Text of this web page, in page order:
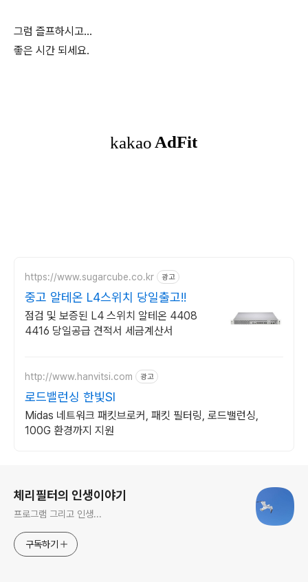
그럼 즐프하시고...
좋은 시간 되세요.
https://www.sugarcube.co.kr 광고
중고 알테온 L4스위치 당일출고!!
점검 및 보증된 L4 스위치 알테온 4408
4416 당일공급 견적서 세금계산서
http://www.hanvitsi.com 광고
로드밸런싱 한빛SI
Midas 네트워크 패킷브로커, 패킷 필터링, 로드밸런싱,
100G 환경까지 지원
체리필터의 인생이야기
프로그램 그리고 인생...
구독하기